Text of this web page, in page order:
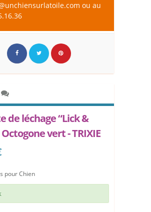
ou au
de léchage “Lick &
Octogone vert - TRIXIE
pour Chien